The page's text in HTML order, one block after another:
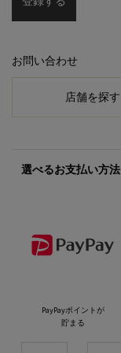
お問い合わせ
店舗を探す
選べるお支払い方法
PayPayポイントが
貯まる